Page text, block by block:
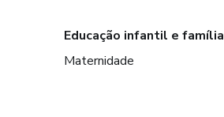
Educação infantil e família
Maternidade